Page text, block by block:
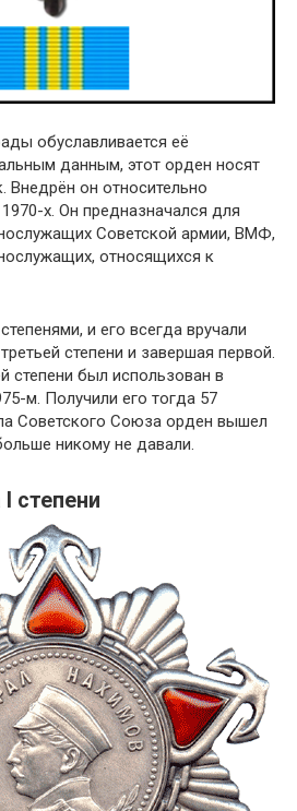
обуславливается её
данным, этот орден носят
Внедрён он относительно
х. Он предназначался для
Советской армии, ВМФ,
относящихся к
и его всегда вручали
степени и завершая первой.
степени был использован в
м. Получили его тогда 57
Советского Союза орден вышел
никому не давали.
степени